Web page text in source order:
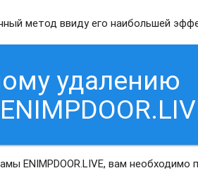
метод ввиду его наибольшей
удалению
ENIMPDOOR.LIVE, вам необходимо